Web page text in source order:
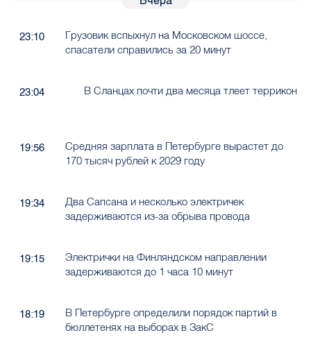
23:10
Грузовик вспыхнул на Московском шоссе,
спасатели справились за 20 минут
23:04 В Сланцах почти два месяца тлеет террикон
19:56
Средняя зарплата в Петербурге вырастет до
170 тысяч рублей к 2029 году
19:34
Два Сапсана и несколько электричек
задерживаются из-за обрыва провода
19:15
Электрички на Финляндском направлении
задерживаются до 1 часа 10 минут
18:19
В Петербурге определили порядок партий в
бюллетенях на выборах в ЗакС